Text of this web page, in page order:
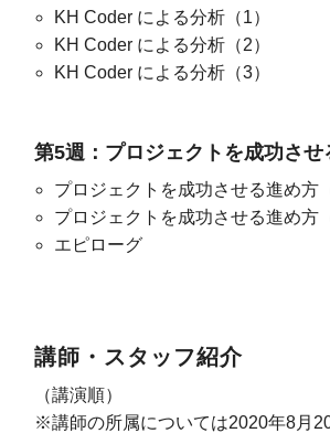
KH Coder による分析（1）
KH Coder による分析（2）
KH Coder による分析（3）
第5週：プロジェクトを成功さ
プロジェクトを成功させる進め方
プロジェクトを成功させる進め方
エピローグ
講師・スタッフ紹介
（講演順）
※講師の所属については2020年8月